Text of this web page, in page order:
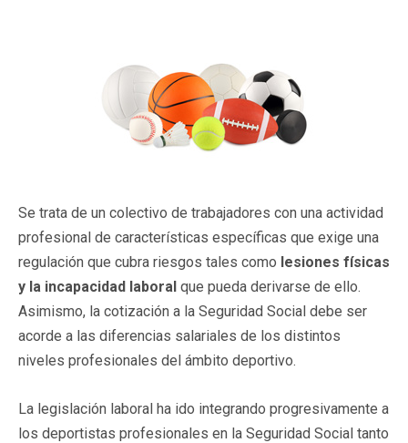
Se trata de un colectivo de trabajadores con una actividad
profesional de características específicas que exige una
regulación que cubra riesgos tales como lesiones físicas
y la incapacidad laboral que pueda derivarse de ello.
Asimismo, la cotización a la Seguridad Social debe ser
acorde a las diferencias salariales de los distintos
niveles profesionales del ámbito deportivo.
La legislación laboral ha ido integrando progresivamente a
los deportistas profesionales en la Seguridad Social tanto